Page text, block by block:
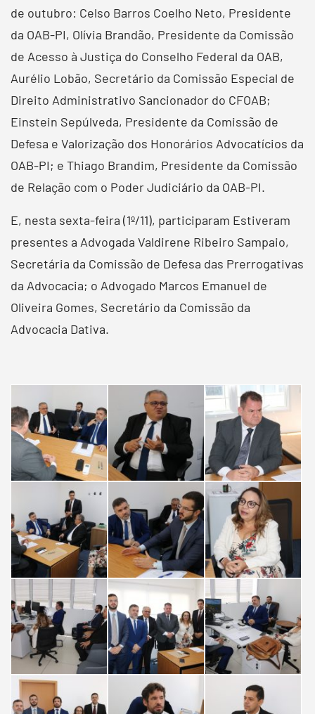
de outubro: Celso Barros Coelho Neto, Presidente
da OAB-PI, Olívia Brandão, Presidente da Comissão
de Acesso à Justiça do Conselho Federal da OAB,
Aurélio Lobão, Secretário da Comissão Especial de
Direito Administrativo Sancionador do CFOAB;
Einstein Sepúlveda, Presidente da Comissão de
Defesa e Valorização dos Honorários Advocatícios da
OAB-PI; e Thiago Brandim, Presidente da Comissão
de Relação com o Poder Judiciário da OAB-PI.
E, nesta sexta-feira (1º/11), participaram Estiveram
presentes a Advogada Valdirene Ribeiro Sampaio,
Secretária da Comissão de Defesa das Prerrogativas
da Advocacia; o Advogado Marcos Emanuel de
Oliveira Gomes, Secretário da Comissão da
Advocacia Dativa.